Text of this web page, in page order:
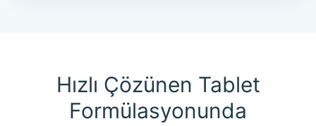
Hızlı Çözünen Tablet
Formülasyonunda